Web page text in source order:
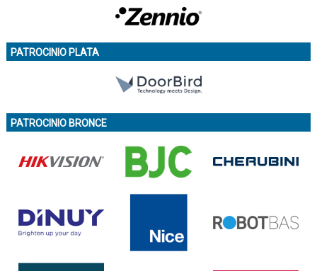
PATROCINIO PLATA
PATROCINIO BRONCE